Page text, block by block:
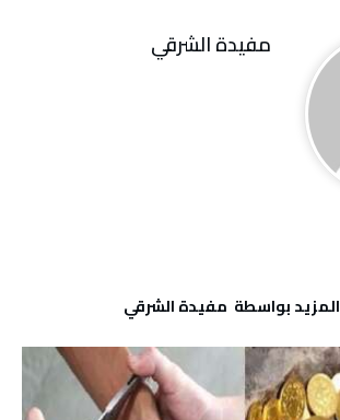
مفيدة الشرقي
‫‫المزيد بواسطة‬ ‬ مفيدة الشرقي